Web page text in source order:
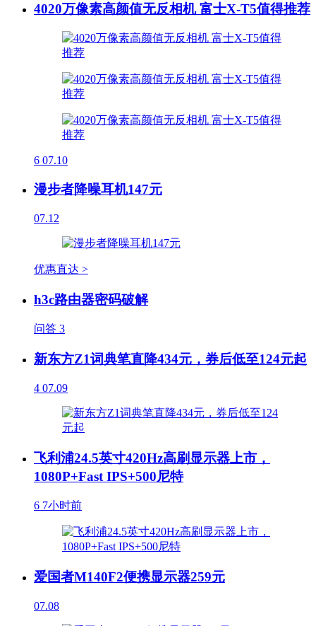
4020万像素高颜值无反相机 富士X-T5值得推荐
6 07.10
漫步者降噪耳机147元
07.12
优惠直达 >
h3c路由器密码破解
问答 3
新东方Z1词典笔直降434元，券后低至124元起
4 07.09
飞利浦24.5英寸420Hz高刷显示器上市，
1080P+Fast IPS+500尼特
6 7小时前
爱国者M140F2便携显示器259元
07.08